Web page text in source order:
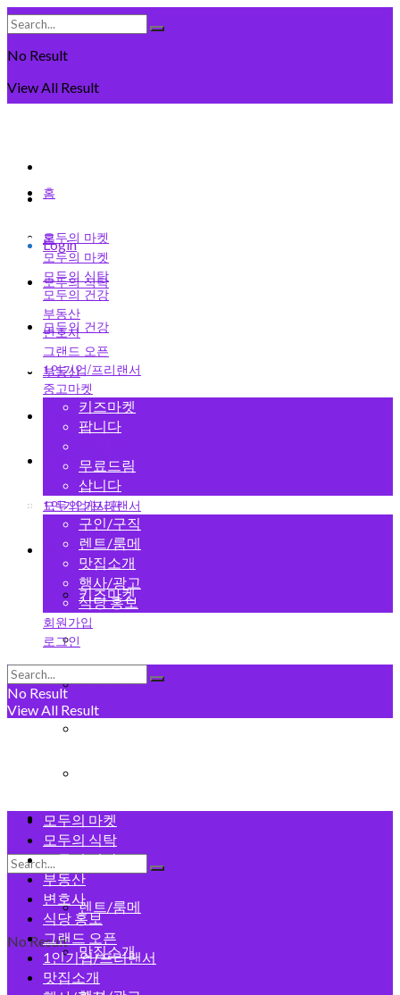
No Result
View All Result
로그인
Login
홈
모두의 마켓
모두의 식탁
모두의 건강
부동산
변호사
그랜드 오픈
1인기업/프리랜서
중고마켓
키즈마켓
무빙세일
모두의 게시판
렌트/룸메
맛집소개
홈
모두의 마켓
모두의 식탁
모두의 건강
부동산
변호사
그랜드 오픈
1인기업/프리랜서
중고마켓
키즈마켓
팝니다
무료드림
삽니다
모두의 게시판
구인/구직
렌트/룸메
맛집소개
행사/광고
식당 홍보
회원가입
로그인
No Result
View All Result
No Result
모두의 마켓
모두의 식탁
모두의 건강
부동산
변호사
식당 홍보
그랜드 오픈
1인기업/프리랜서
맛집소개